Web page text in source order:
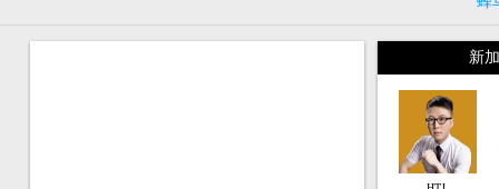
新